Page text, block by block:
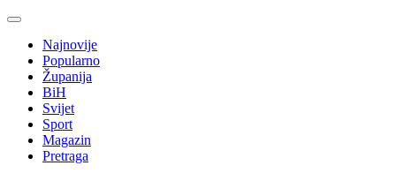
Najnovije
Popularno
Županija
BiH
Svijet
Sport
Magazin
Pretraga